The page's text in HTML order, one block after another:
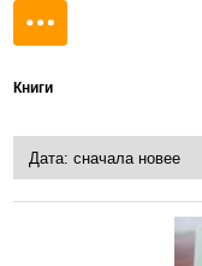
Книги